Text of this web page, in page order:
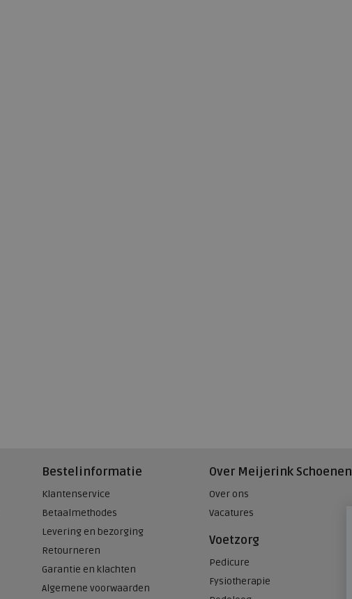
Bestelinformatie
Klantenservice
Betaalmethodes
Levering en bezorging
Retourneren
Garantie en klachten
Algemene voorwaarden
Over Meijerink Schoenen
Over ons
Vacatures
Voetzorg
Pedicure
Fysiotherapie